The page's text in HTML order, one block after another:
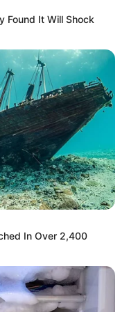
Found It Will Shock
In Over 2,400